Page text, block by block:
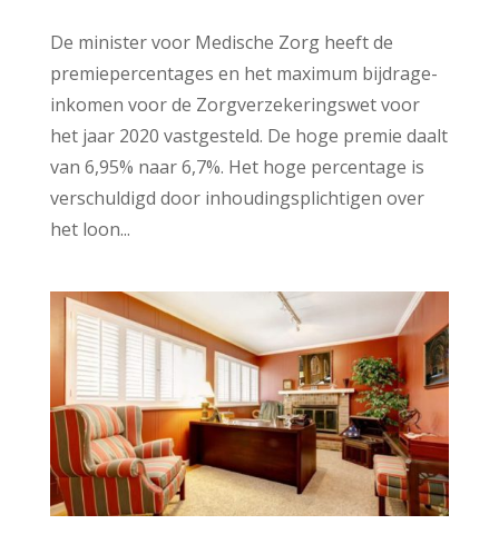
De minister voor Medische Zorg heeft de
premiepercentages en het maximum bijdrage-
inkomen voor de Zorgverzekeringswet voor
het jaar 2020 vastgesteld. De hoge premie daalt
van 6,95% naar 6,7%. Het hoge percentage is
verschuldigd door inhoudingsplichtigen over
het loon...